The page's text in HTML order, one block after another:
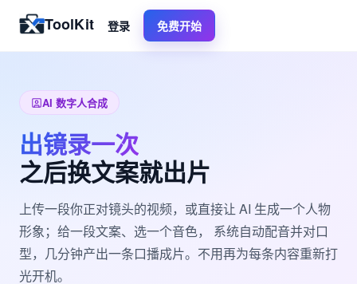
ToolKit 登录 免费开始
AI 数字人合成
出镜录一次
之后换文案就出片
上传一段你正对镜头的视频，或直接让 AI 生成一个人物
形象；给一段文案、选一个音色， 系统自动配音并对口
型，几分钟产出一条口播成片。不用再为每条内容重新打
光开机。